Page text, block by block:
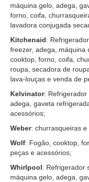
máquina gelo, adega,
forno, coifa,
lavadora conjugada
Kitchenaid:
freezer, adega, máquina
cooktop, forno, coifa,
roupa, secadora de
lava-louças e venda de
Kelvinator: Refrigerador
adega, gaveta
acessórios;
Weber: churrasqueiras e
Wolf: Fogão, cooktop,
peças e acessórios;
Whirlpool: Refrigerador
máquina gelo, adega,